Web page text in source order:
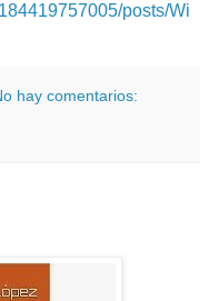
posts/Wi
hay comentarios: